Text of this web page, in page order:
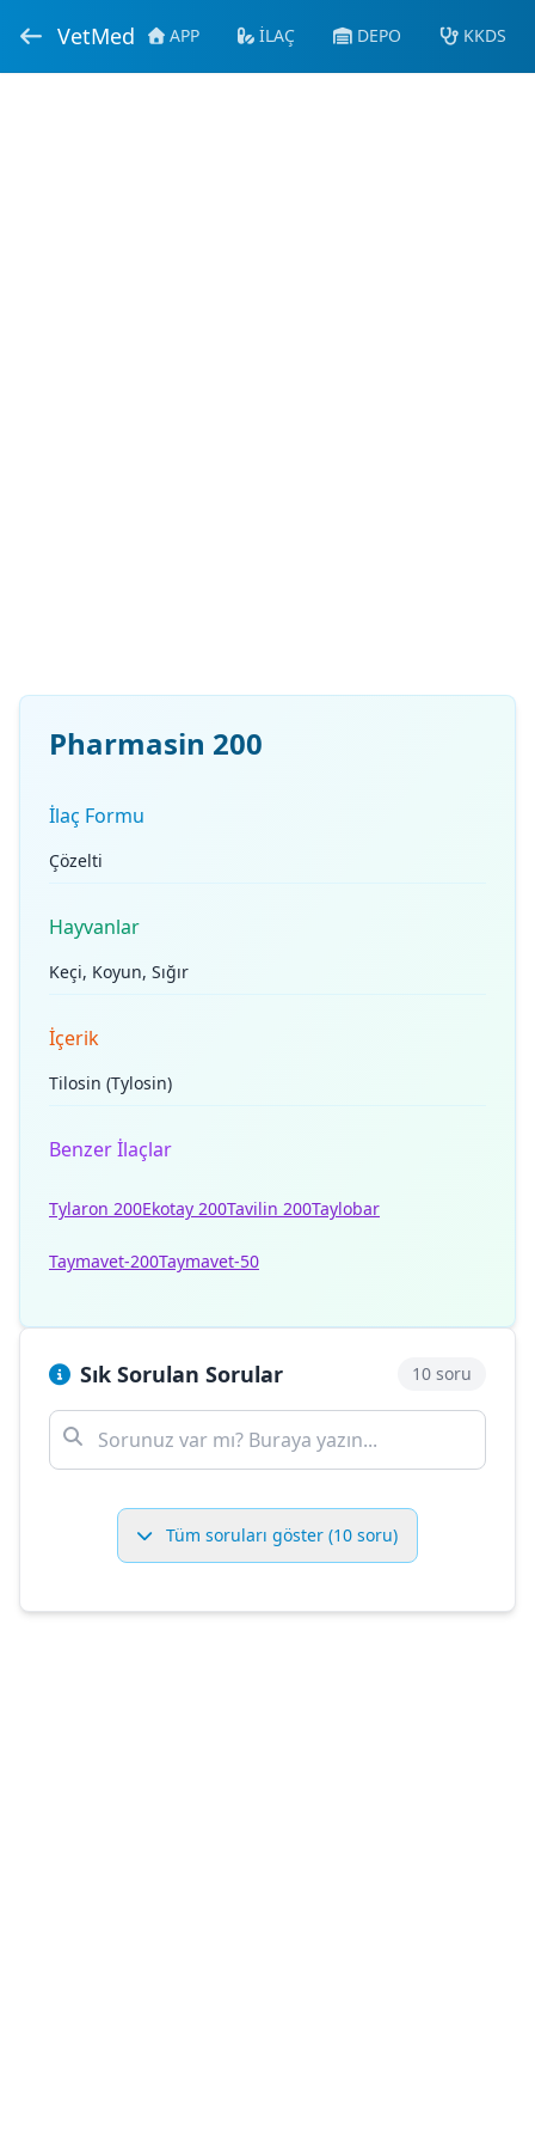
VetMed APP İLAÇ DEPO KKDS
Pharmasin 200
İlaç Formu
Çözelti
Hayvanlar
Keçi, Koyun, Sığır
İçerik
Tilosin (Tylosin)
Benzer İlaçlar
Tylaron 200Ekotay 200Tavilin 200Taylobar
Taymavet-200Taymavet-50
Sık Sorulan Sorular 10 soru
Tüm soruları göster (10 soru)